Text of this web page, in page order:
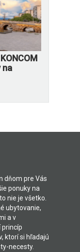
na
dňom pre Vás
ponuky na
nie je všetko.
ubytovanie,
a v
princíp
ktorí si hľadajú
necesty.